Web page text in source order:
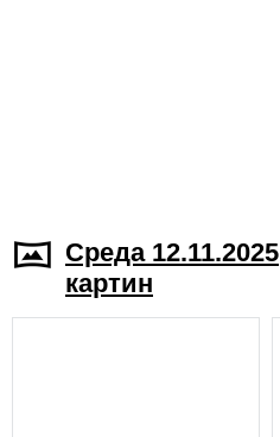
Среда 12.11.2025
картин